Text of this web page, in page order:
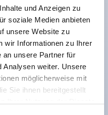
und Anzeigen zu
soziale Medien anbieten
unsere Website zu
wir Informationen zu Ihrer
an unsere Partner für
Analysen weiter. Unsere
möglicherweise mit
Sie ihnen bereitgestellt
vollständig verfügbar
EN (Europa)
Anzeigeleuchten).
auf Φ22 Flash-